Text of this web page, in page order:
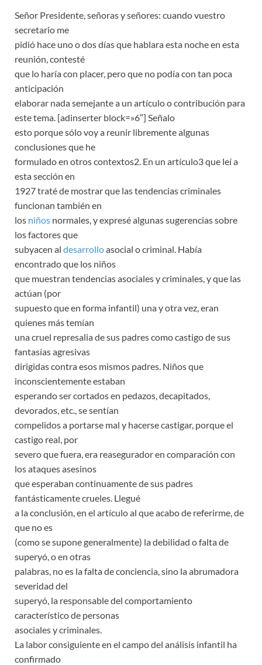
Señor Presidente, señoras y señores: cuando vuestro
secretario me
pidió hace uno o dos días que hablara esta noche en esta
reunión, contesté
que lo haría con placer, pero que no podía con tan poca
anticipación
elaborar nada semejante a un artículo o contribución para
este tema. [adinserter block=»6″] Señalo
esto porque sólo voy a reunir libremente algunas
conclusiones que he
formulado en otros contextos2. En un artículo3 que leí a
esta sección en
1927 traté de mostrar que las tendencias criminales
funcionan también en
los niños normales, y expresé algunas sugerencias sobre
los factores que
subyacen al desarrolloasocial o criminal. Había
encontrado que los niños
que muestran tendencias asociales y criminales, y que las
actúan (por
supuesto que en forma infantil) una y otra vez, eran
quienes más temían
una cruel represalia de sus padres como castigo de sus
fantasías agresivas
dirigidas contra esos mismos padres. Niños que
inconscientemente estaban
esperando ser cortados en pedazos, decapitados,
devorados, etc., se sentían
compelidos a portarse mal y hacerse castigar, porque el
castigo real, por
severo que fuera, era reasegurador en comparación con
los ataques asesinos
que esperaban continuamente de sus padres
fantásticamente crueles. Llegué
a la conclusión, en el artículo al que acabo de referirme, de
que no es
(como se supone generalmente) la debilidad o falta de
superyó, o en otras
palabras, no es la falta de conciencia, sino la abrumadora
severidad del
superyó, la responsable del comportamiento
característico de personas
asociales y criminales.
La labor consiguiente en el campo del análisis infantil ha
confirmado